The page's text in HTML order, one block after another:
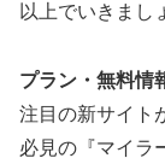
以上でいきまし
プラン・無料情
注目の新サイト
必見の『マイラ